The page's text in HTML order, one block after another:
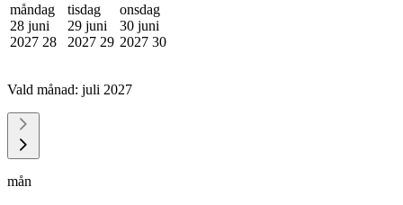
måndag
28 juni
2027 28
tisdag
29 juni
2027 29
onsdag
30 juni
2027 30
Vald månad: juli 2027
mån